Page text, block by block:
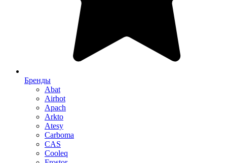
Бренды
Abat
Airhot
Apach
Arkto
Atesy
Carboma
CAS
Cooleq